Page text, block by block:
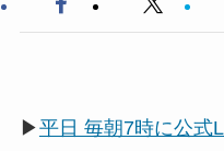
▶平日 毎朝7時に公式